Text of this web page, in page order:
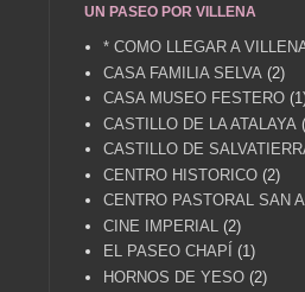
UN PASEO POR VILLENA
* COMO LLEGAR A
CASA FAMILIA SELVA (2)
CASA MUSEO FESTERO
CASTILLO DE LA ATALAYA
CASTILLO DE
CENTRO HISTORICO (2)
CENTRO PASTORAL SAN
CINE IMPERIAL
(2)
EL PASEO CHAPÍ
(1)
HORNOS DE YESO (2)